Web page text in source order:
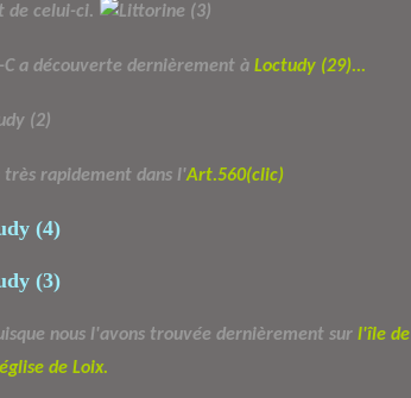
de celui-ci.
C a découverte dernièrement à Loctudy (29)...
rapidement dans l'Art.560(clic)
nous l'avons trouvée dernièrement sur l'île de
église de Loix.